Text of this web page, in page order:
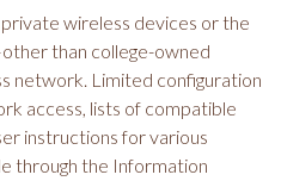
wireless devices or the
than college-owned
network. Limited configuration
access, lists of compatible
instructions for various
through the Information